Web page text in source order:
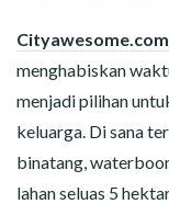
Cityawesome.com
menghabiskan
menjadi pilihan
keluarga. Di sana
binatang,
lahan seluas 5